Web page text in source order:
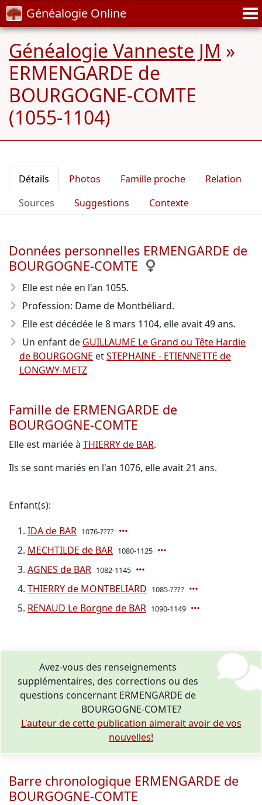
Généalogie Online
Généalogie Vanneste JM »
ERMENGARDE de
BOURGOGNE-COMTE
(1055-1104)
Détails Photos Famille proche
Relation
Sources
Suggestions Contexte
Données personnelles ERMENGARDE de
BOURGOGNE-COMTE
Elle est née en l'an 1055.
Profession: Dame de Montbéliard.
Elle est décédée le 8 mars 1104, elle avait 49 ans.
Un enfant de GUILLAUME Le Grand ou Tête Hardie
de BOURGOGNE etSTEPHAINE - ETIENNETTE de
LONGWY-METZ
Famille de ERMENGARDE de
BOURGOGNE-COMTE
Elle est mariée à THIERRY de BAR.
Ils se sont mariés en l'an 1076, elle avait 21 ans.
Enfant(s):
IDA de BAR 1076-????
MECHTILDE de BAR 1080-1125
AGNES de BAR 1082-1145
THIERRY de MONTBELIARD 1085-????
RENAUD Le Borgne de BAR 1090-1149
Avez-vous des renseignements
supplémentaires, des corrections ou des
questions concernant ERMENGARDE de
BOURGOGNE-COMTE?
L'auteur de cette publication aimerait avoir de vos
nouvelles!
Barre chronologique ERMENGARDE de
BOURGOGNE-COMTE